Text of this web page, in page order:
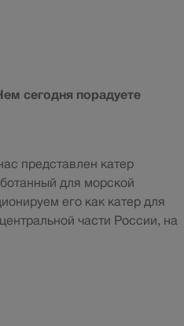
сегодня порадуете
представлен катер
для морской
его как катер для
части России, на